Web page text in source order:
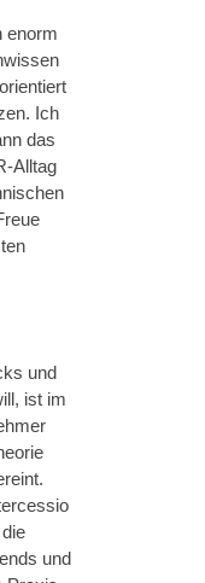
enorm
Ich
das
Alltag
und
ist im
und